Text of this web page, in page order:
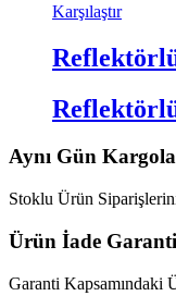
Karşılaştır
Aynı Gün
Stoklu Ürün
Ürün İade
Garanti Kapsamındaki